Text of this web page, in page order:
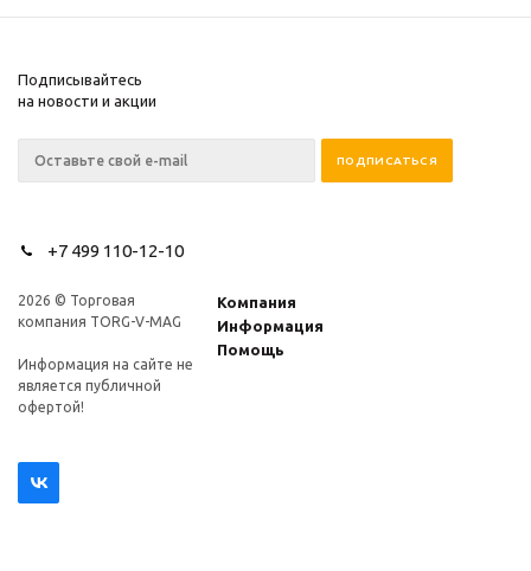
Подписывайтесь
на новости и акции
+7 499 110-12-10
2026 © Торговая
компания TORG-V-MAG
Информация на сайте не
является публичной
офертой!
Компания
Информация
Помощь